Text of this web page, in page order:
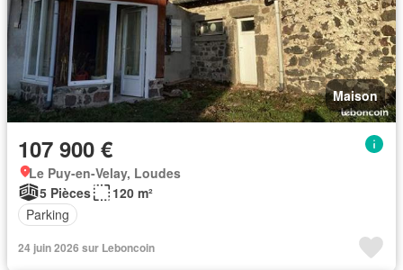
Maison
107 900 €
Le Puy-en-Velay, Loudes
5 Pièces
120 m²
Parking
24 juin 2026 sur Leboncoin